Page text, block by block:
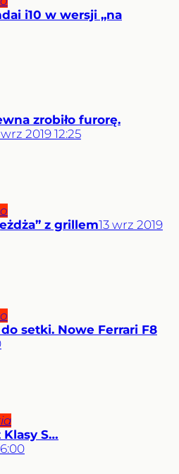
i10 w wersji „na
zrobiło furorę.
wrz 2019 12:25
z grillem13 wrz 2019
setki. Nowe Ferrari F8
S…